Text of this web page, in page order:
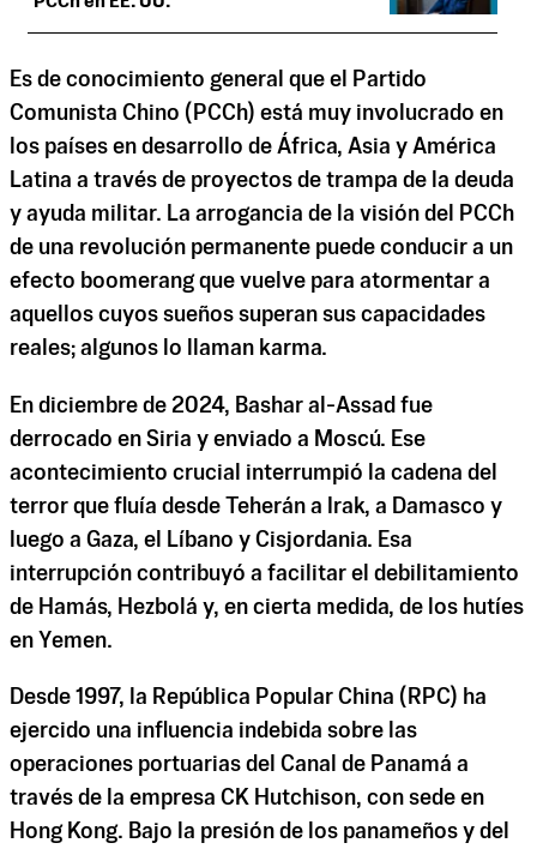
Es de conocimiento general que el Partido
Comunista Chino (PCCh) está muy involucrado en
los países en desarrollo de África, Asia y América
Latina a través de proyectos de trampa de la deuda
y ayuda militar. La arrogancia de la visión del PCCh
de una revolución permanente puede conducir a un
efecto boomerang que vuelve para atormentar a
aquellos cuyos sueños superan sus capacidades
reales; algunos lo llaman karma.
En diciembre de 2024, Bashar al-Assad fue
derrocado en Siria y enviado a Moscú. Ese
acontecimiento crucial interrumpió la cadena del
terror que fluía desde Teherán a Irak, a Damasco y
luego a Gaza, el Líbano y Cisjordania. Esa
interrupción contribuyó a facilitar el debilitamiento
de Hamás, Hezbolá y, en cierta medida, de los hutíes
en Yemen.
Desde 1997, la República Popular China (RPC) ha
ejercido una influencia indebida sobre las
operaciones portuarias del Canal de Panamá a
través de la empresa CK Hutchison, con sede en
Hong Kong. Bajo la presión de los panameños y del